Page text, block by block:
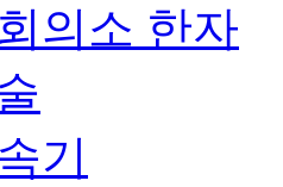
의소 한자
기